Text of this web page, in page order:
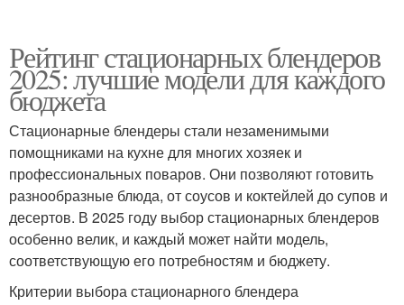
Рейтинг стационарных блендеров
2025: лучшие модели для каждого
бюджета
Стационарные блендеры стали незаменимыми
помощниками на кухне для многих хозяек и
профессиональных поваров. Они позволяют готовить
разнообразные блюда, от соусов и коктейлей до супов и
десертов. В 2025 году выбор стационарных блендеров
особенно велик, и каждый может найти модель,
соответствующую его потребностям и бюджету.
Критерии выбора стационарного блендера